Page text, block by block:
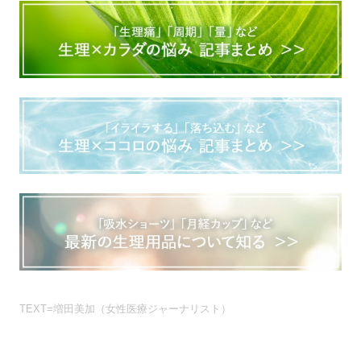
TEXT=増田美加（女性医療ジャーナリスト）